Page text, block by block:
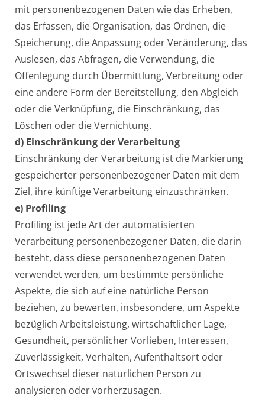
mit personenbezogenen Daten wie das Erheben,
das Erfassen, die Organisation, das Ordnen, die
Speicherung, die Anpassung oder Veränderung, das
Auslesen, das Abfragen, die Verwendung, die
Offenlegung durch Übermittlung, Verbreitung oder
eine andere Form der Bereitstellung, den Abgleich
oder die Verknüpfung, die Einschränkung, das
Löschen oder die Vernichtung.
d) Einschränkung der Verarbeitung
Einschränkung der Verarbeitung ist die Markierung
gespeicherter personenbezogener Daten mit dem
Ziel, ihre künftige Verarbeitung einzuschränken.
e) Profiling
Profiling ist jede Art der automatisierten
Verarbeitung personenbezogener Daten, die darin
besteht, dass diese personenbezogenen Daten
verwendet werden, um bestimmte persönliche
Aspekte, die sich auf eine natürliche Person
beziehen, zu bewerten, insbesondere, um Aspekte
bezüglich Arbeitsleistung, wirtschaftlicher Lage,
Gesundheit, persönlicher Vorlieben, Interessen,
Zuverlässigkeit, Verhalten, Aufenthaltsort oder
Ortswechsel dieser natürlichen Person zu
analysieren oder vorherzusagen.